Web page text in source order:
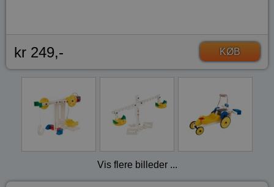
kr 249,- KØB
Vis flere billeder ...